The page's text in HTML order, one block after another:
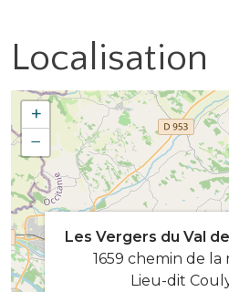
Localisation
+
−
Les Vergers du Val
1659 chemin de la
Lieu-dit